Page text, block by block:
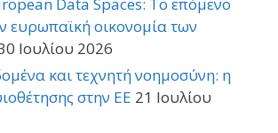
ευρωπαϊκή οικονομία των
Ιουλίου 2026
και τεχνητή νοημοσύνη: η
στην ΕΕ 21 Ιουλίου